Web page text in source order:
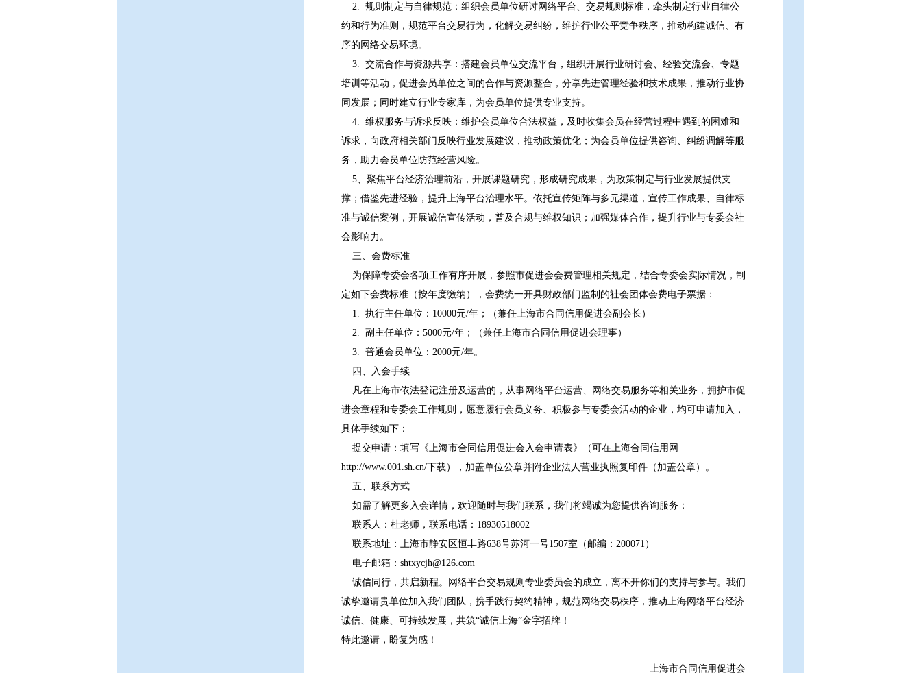
2. 规则制定与自律规范：组织会员单位研讨网络平台、交易规则标准，牵头制定行业自律公
约和行为准则，规范平台交易行为，化解交易纠纷，维护行业公平竞争秩序，推动构建诚信、有
序的网络交易环境。
3. 交流合作与资源共享：搭建会员单位交流平台，组织开展行业研讨会、经验交流会、专题
培训等活动，促进会员单位之间的合作与资源整合，分享先进管理经验和技术成果，推动行业协
同发展；同时建立行业专家库，为会员单位提供专业支持。
4. 维权服务与诉求反映：维护会员单位合法权益，及时收集会员在经营过程中遇到的困难和
诉求，向政府相关部门反映行业发展建议，推动政策优化；为会员单位提供咨询、纠纷调解等服
务，助力会员单位防范经营风险。
5、聚焦平台经济治理前沿，开展课题研究，形成研究成果，为政策制定与行业发展提供支
撑；借鉴先进经验，提升上海平台治理水平。依托宣传矩阵与多元渠道，宣传工作成果、自律标
准与诚信案例，开展诚信宣传活动，普及合规与维权知识；加强媒体合作，提升行业与专委会社
会影响力。
三、会费标准
为保障专委会各项工作有序开展，参照市促进会会费管理相关规定，结合专委会实际情况，制
定如下会费标准（按年度缴纳），会费统一开具财政部门监制的社会团体会费电子票据：
1. 执行主任单位：10000元/年；（兼任上海市合同信用促进会副会长）
2. 副主任单位：5000元/年；（兼任上海市合同信用促进会理事）
3. 普通会员单位：2000元/年。
四、入会手续
凡在上海市依法登记注册及运营的，从事网络平台运营、网络交易服务等相关业务，拥护市促
进会章程和专委会工作规则，愿意履行会员义务、积极参与专委会活动的企业，均可申请加入，
具体手续如下：
提交申请：填写《上海市合同信用促进会入会申请表》（可在上海合同信用网
http://www.001.sh.cn/下载），加盖单位公章并附企业法人营业执照复印件（加盖公章）。
五、联系方式
如需了解更多入会详情，欢迎随时与我们联系，我们将竭诚为您提供咨询服务：
联系人：杜老师，联系电话：18930518002
联系地址：上海市静安区恒丰路638号苏河一号1507室（邮编：200071）
电子邮箱：shtxycjh@126.com
诚信同行，共启新程。网络平台交易规则专业委员会的成立，离不开你们的支持与参与。我们
诚挚邀请贵单位加入我们团队，携手践行契约精神，规范网络交易秩序，推动上海网络平台经济
诚信、健康、可持续发展，共筑“诚信上海”金字招牌！
特此邀请，盼复为感！
上海市合同信用促进会